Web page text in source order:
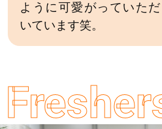
ように可愛がっていただ
いています笑。